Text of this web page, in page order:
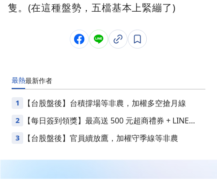
隻。(在這種盤勢，五檔基本上緊繃了)
最熱最新作者
1 【台股盤後】台積撐場等非農，加權多空搶月線
2
【每日簽到領獎】最高送 500 元超商禮券 + LINE
Points
3 【台股盤後】官員續放鷹，加權守季線等非農